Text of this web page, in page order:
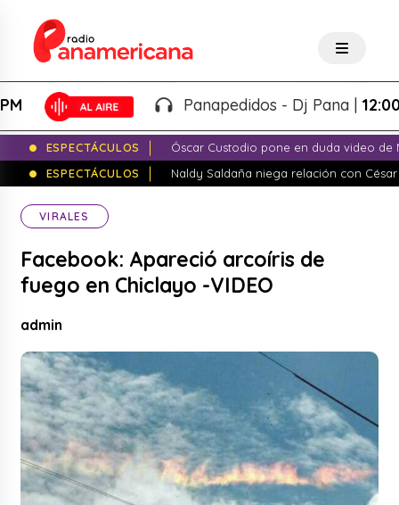
Panapedidos - Dj Pana |12:00PM
ESPECTÁCULOS
Óscar Custodio pone en duda video de
ESPECTÁCULOS
Naldy Saldaña niega relación con
VIRALES
Facebook: Apareció arcoíris de
fuego en Chiclayo -VIDEO
admin